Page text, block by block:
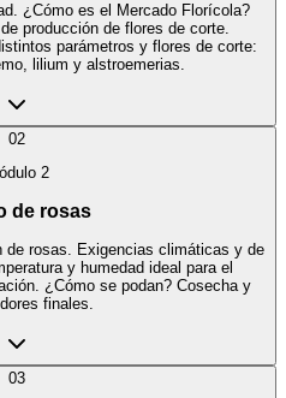
¿Cómo es el Mercado Florícola?
producción de flores de corte.
parámetros y flores de corte:
lilium y alstroemerias.
02
2
de rosas
rosas. Exigencias climáticas y de
y humedad ideal para el
¿Cómo se podan? Cosecha y
finales.
03